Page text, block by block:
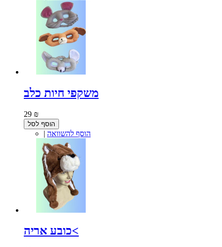
משקפי חיות כלב
29 ₪
הוסף לסל
| הוסף להשוואה
כובע אריה<